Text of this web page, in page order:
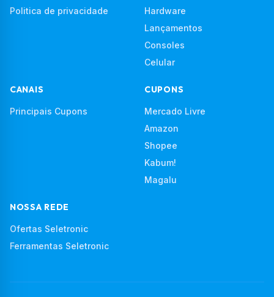
Politica de privacidade
Hardware
Lançamentos
Consoles
Celular
CANAIS
Principais Cupons
CUPONS
Mercado Livre
Amazon
Shopee
Kabum!
Magalu
NOSSA REDE
Ofertas Seletronic
Ferramentas Seletronic